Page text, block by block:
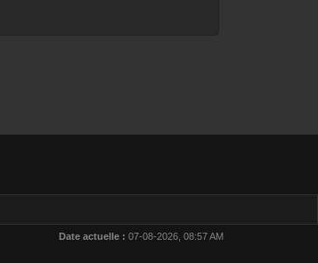
Date actuelle : 07-08-2026, 08:57 AM